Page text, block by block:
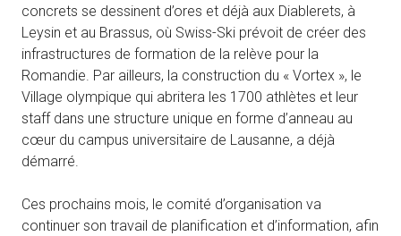
concrets se dessinent d’ores et déjà aux Diablerets, à
Leysin et au Brassus, où Swiss-Ski prévoit de créer des
infrastructures de formation de la relève pour la
Romandie. Par ailleurs, la construction du « Vortex », le
Village olympique qui abritera les 1700 athlètes et leur
staff dans une structure unique en forme d’anneau au
cœur du campus universitaire de Lausanne, a déjà
démarré.
Ces prochains mois, le comité d’organisation va
continuer son travail de planification et d’information, afin